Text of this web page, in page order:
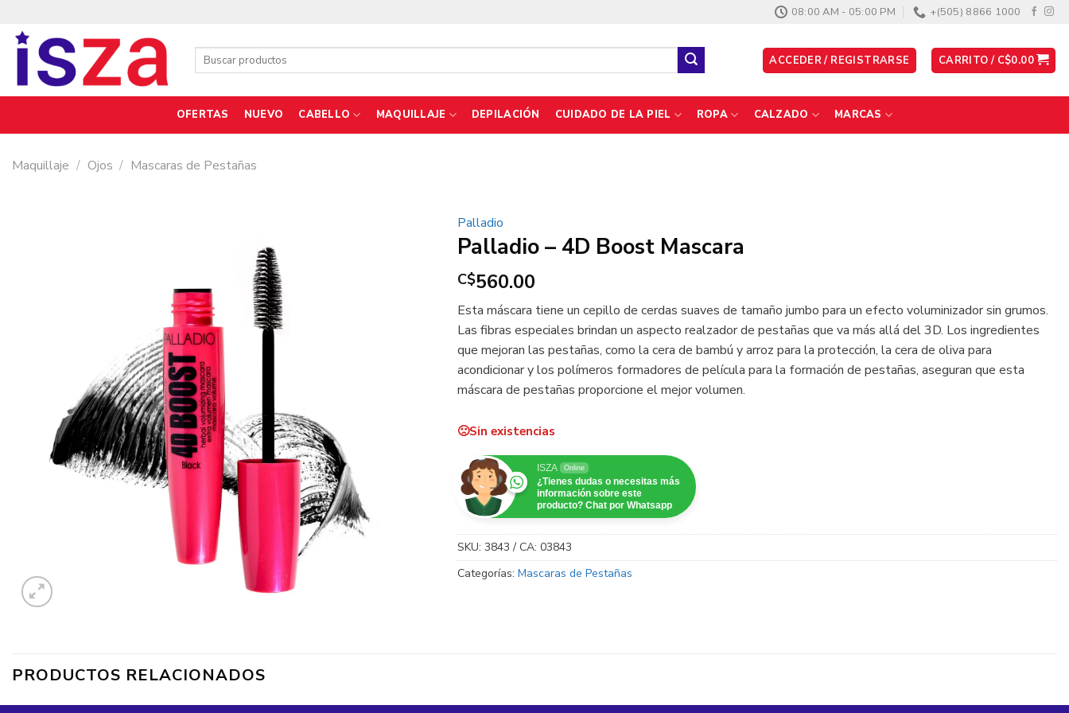
contenido
08:00 AM - 05:00 PM +(505) 8866 1000
Buscar
ACCEDER / REGISTRARSE CARRITO / C$0.00
OFERTAS NUEVO CABELLO MAQUILLAJE DEPILACIÓN CUIDADO DE LA PIEL ROPA CALZADO MARCAS
Maquillaje / Ojos / Mascaras de Pestañas
Palladio
Palladio – 4D Boost Mascara
C$560.00
Esta máscara tiene un cepillo de cerdas suaves de tamaño jumbo para un efecto voluminizador sin grumos.
Las fibras especiales brindan un aspecto realzador de pestañas que va más allá del 3D. Los ingredientes
que mejoran las pestañas, como la cera de bambú y arroz para la protección, la cera de oliva para
acondicionar y los polímeros formadores de película para la formación de pestañas, aseguran que esta
máscara de pestañas proporcione el mejor volumen.
Sin existencias
ISZA Online
¿Tienes dudas o necesitas más
información sobre este
producto? Chat por Whatsapp
SKU: 3843 / CA: 03843
Categorías: Mascaras de Pestañas
PRODUCTOS RELACIONADOS